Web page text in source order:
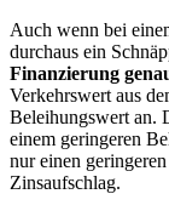
Auch wenn bei
durchaus ein
Finanzierung
Verkehrswert aus
Beleihungswert an.
einem geringeren
nur einen
Zinsaufschlag.